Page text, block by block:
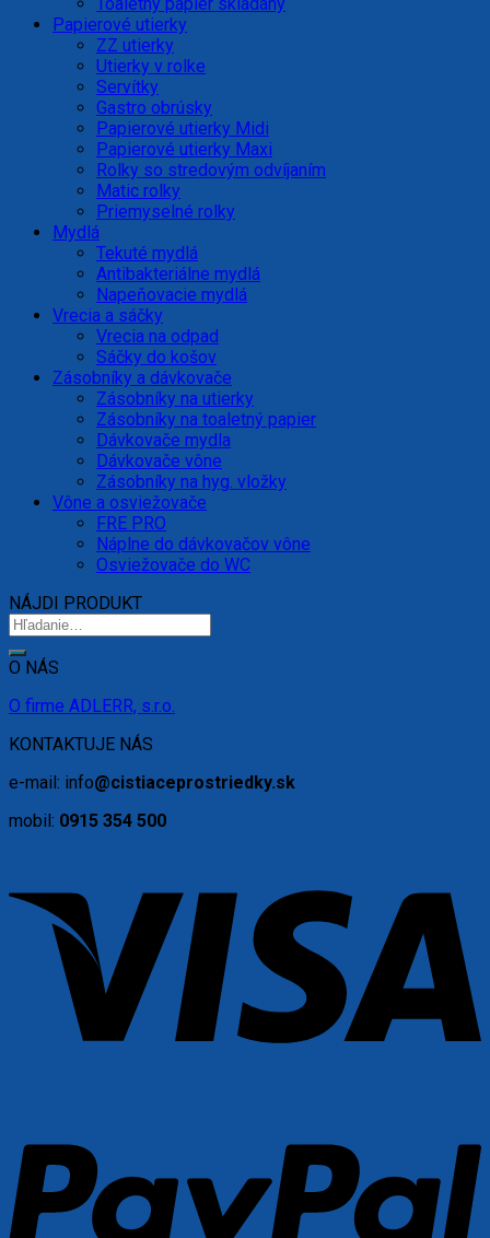
Papierové utierky
ZZ utierky
Utierky v rolke
Servítky
Gastro obrúsky
Papierové utierky Midi
Papierové utierky Maxi
Rolky so stredovým odvíjaním
Matic rolky
Priemyselné rolky
Mydlá
Tekuté mydlá
Antibakteriálne mydlá
Napeňovacie mydlá
Vrecia a sáčky
Vrecia na odpad
Sáčky do košov
Zásobníky a dávkovače
Zásobníky na utierky
Zásobníky na toaletný papier
Dávkovače mydla
Dávkovače vône
Zásobníky na hyg. vložky
Vône a osviežovače
FRE PRO
Náplne do dávkovačov vône
Osviežovače do WC
NÁJDI PRODUKT
O NÁS
O firme ADLERR, s.r.o.
KONTAKTUJE NÁS
e-mail: info@cistiaceprostriedky.sk
mobil: 0915 354 500